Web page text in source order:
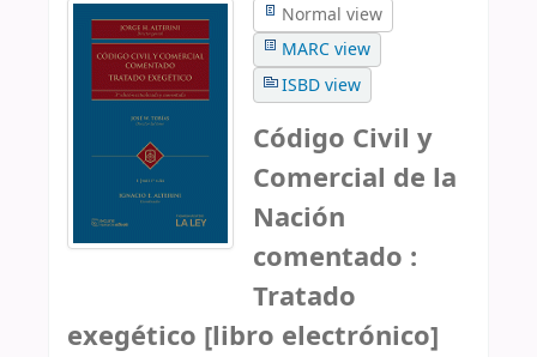
Normal view
MARC view
ISBD view
Código Civil y
Comercial de la
Nación
comentado :
Tratado
exegético [libro electrónico]